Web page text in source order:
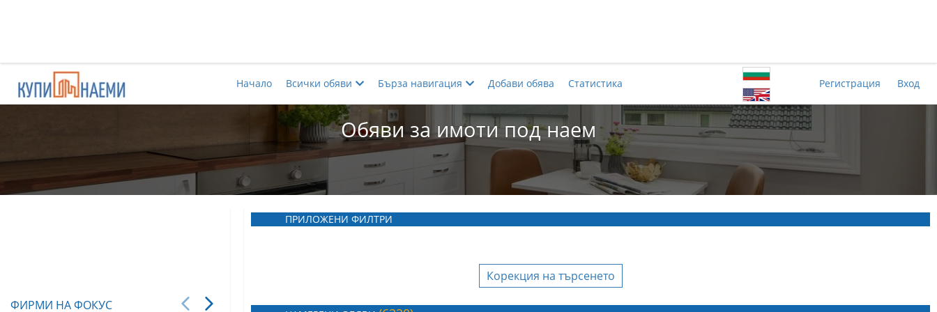
Регистрация Вход
Начало Всички обяви Бърза навигация Добави обява Статистика
Обяви за имоти под наем
ФИРМИ НА ФОКУС
ПРИЛОЖЕНИ ФИЛТРИ
Корекция на търсенето